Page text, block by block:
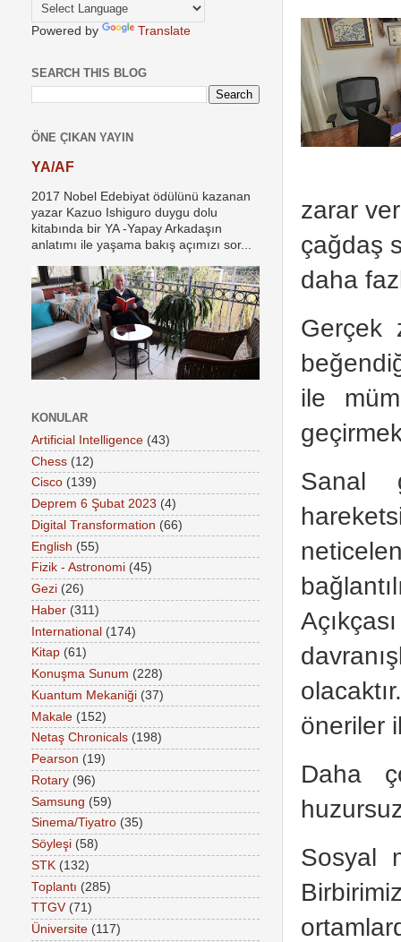
zarar
çağdaş
daha
Gerçek
ile
Sanal
öneriler
Daha
Sosyal
Powered by Translate
SEARCH THIS BLOG
ÖNE ÇIKAN YAYIN
YA/AF
2017 Nobel Edebiyat ödülünü kazanan
yazar Kazuo Ishiguro duygu dolu
kitabında bir YA -Yapay Arkadaşın
anlatımı ile yaşama bakış açımızı sor...
KONULAR
Artificial Intelligence (43)
Chess (12)
Cisco (139)
Deprem 6 Şubat 2023 (4)
Digital Transformation (66)
English (55)
Fizik - Astronomi (45)
Gezi (26)
Haber (311)
International (174)
Kitap (61)
Konuşma Sunum (228)
Kuantum Mekaniği (37)
Makale (152)
Netaş Chronicals (198)
Pearson (19)
Rotary (96)
Samsung (59)
Sinema/Tiyatro (35)
Söyleşi (58)
STK (132)
Toplantı (285)
TTGV (71)
Üniversite (117)